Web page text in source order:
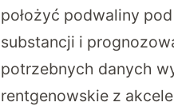
położyć podwaliny
substancji i
potrzebnych danych
rentgenowskie z